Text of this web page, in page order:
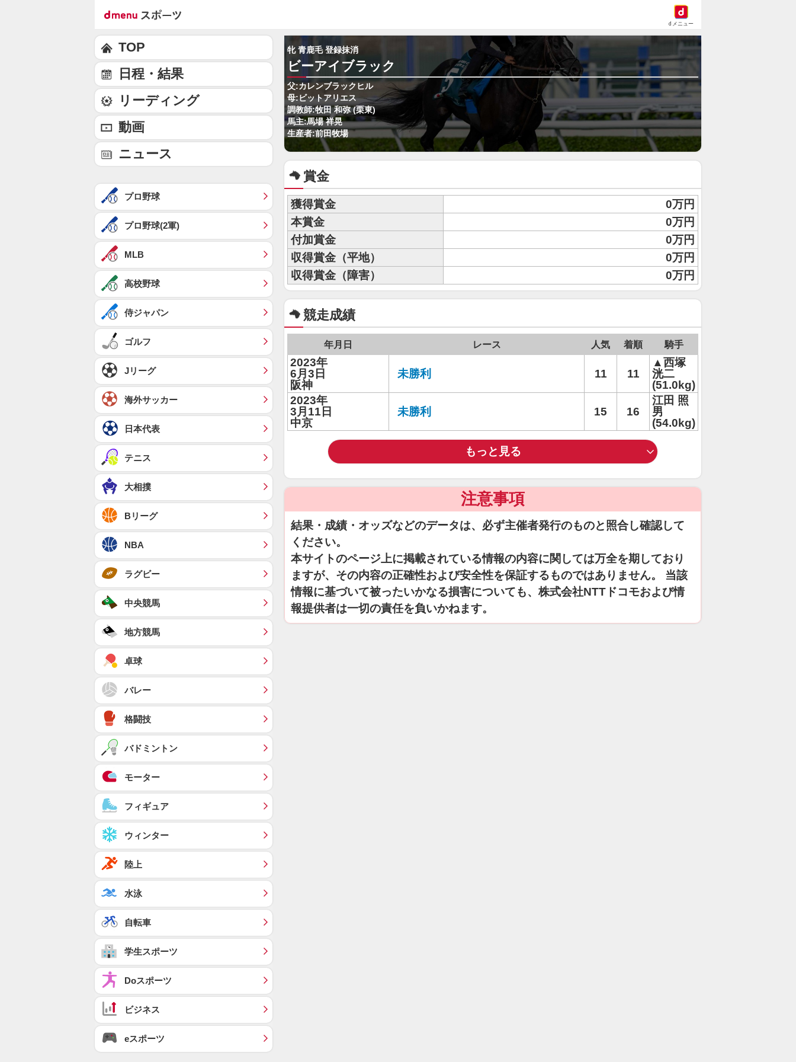
dメニュー
牝 青鹿毛 登録抹消
ビーアイブラック
父:カレンブラックヒル
母:ビットアリエス
調教師:牧田 和弥 (栗東)
馬主:馬場 祥晃
生産者:前田牧場
賞金
獲得賞金
0万円
本賞金
0万円
付加賞金
0万円
収得賞金（平地）
0万円
収得賞金（障害）
0万円
競走成績
年月日 レース 人気 着順 騎手
2023年
6月3日
阪神
未勝利 11 11
▲西塚
洸二
(51.0kg)
2023年
3月11日
中京
未勝利 15 16
江田 照
男
(54.0kg)
もっと見る
注意事項
結果・成績・オッズなどのデータは、必ず主催者発行のものと照合し確認して
ください。
本サイトのページ上に掲載されている情報の内容に関しては万全を期しており
ますが、その内容の正確性および安全性を保証するものではありません。 当該
情報に基づいて被ったいかなる損害についても、株式会社NTTドコモおよび情
報提供者は一切の責任を負いかねます。
TOP
日程・結果
リーディング
動画
ニュース
プロ野球
プロ野球(2軍)
MLB
高校野球
侍ジャパン
ゴルフ
Jリーグ
海外サッカー
日本代表
テニス
大相撲
Bリーグ
NBA
ラグビー
中央競馬
地方競馬
卓球
バレー
格闘技
バドミントン
モーター
フィギュア
ウィンター
陸上
水泳
自転車
学生スポーツ
Doスポーツ
ビジネス
eスポーツ